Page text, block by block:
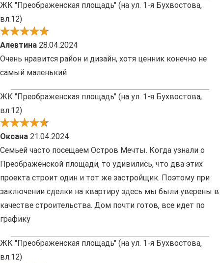
ЖК "Преображенская площадь" (на ул. 1-я Бухвостова,
вл.12)
Алевтина 28.04.2024
Очень нравится район и дизайн, хотя ценник конечно не
самый маленький
ЖК "Преображенская площадь" (на ул. 1-я Бухвостова,
вл.12)
Оксана 21.04.2024
Семьей часто посещаем Остров Мечты. Когда узнали о
Преображенской площади, то удивились, что два этих
проекта строит один и тот же застройщик. Поэтому при
заключении сделки на квартиру здесь мы были уверены в
качестве строительства. Дом почти готов, все идет по
графику
ЖК "Преображенская площадь" (на ул. 1-я Бухвостова,
вл.12)